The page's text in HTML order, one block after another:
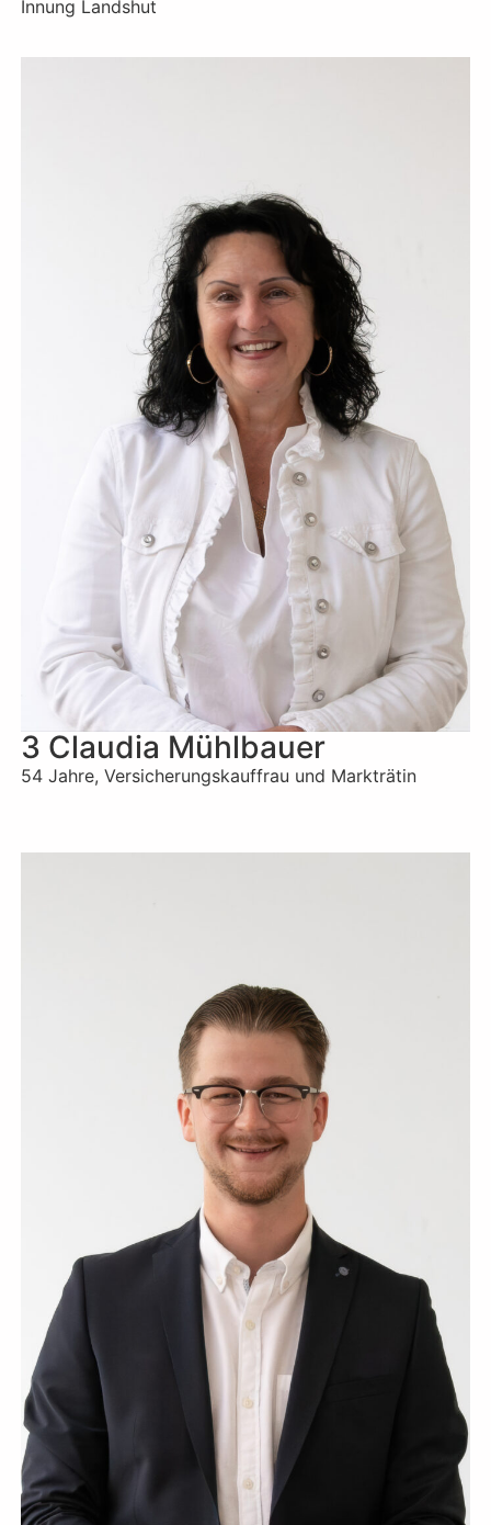
Innung Landshut
3 Claudia Mühlbauer
54 Jahre, Versicherungskauffrau und Markträtin